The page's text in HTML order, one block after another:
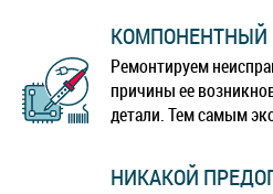
КОМПОНЕНТНЫЙ
Ремонтируем
причины ее
детали. Тем самым
НИКАКОЙ